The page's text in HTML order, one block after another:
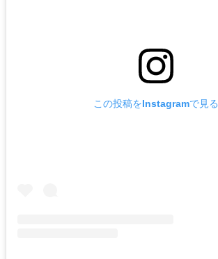
この投稿をInstagramで見る